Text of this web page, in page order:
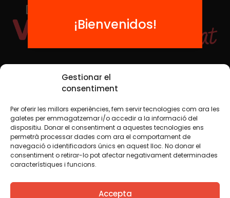
Gestionar el
consentiment
Per oferir les millors experiències, fem servir tecnologies com ara les
galetes per emmagatzemar i/o accedir a la informació del
dispositiu. Donar el consentiment a aquestes tecnologies ens
permetrà processar dades com ara el comportament de
navegació o identificadors únics en aquest lloc. No donar el
consentiment o retirar-lo pot afectar negativament determinades
característiques i funcions.
Accepta
Redes sociales
TWT YTB IG FB IN
Aviso legalPolítica de cookies
Creemos que el conocimiento debe compartirse. Por eso
utilizamos una licencia Creative Commons, salvo que en
¡Bienvenidos!